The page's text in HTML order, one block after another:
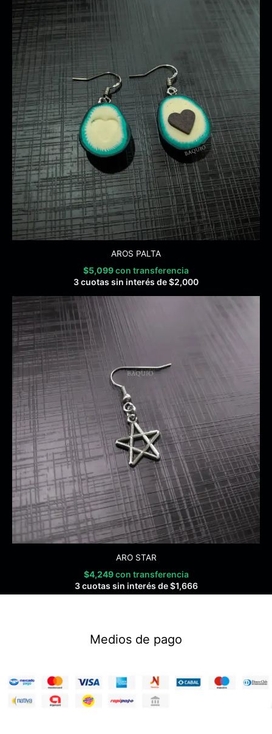
AROS PALTA
$5,099con transferencia
3 cuotas sin interés de$2,000
ARO STAR
$4,249 con transferencia
3 cuotas sin interés de$1,666
Medios de pago